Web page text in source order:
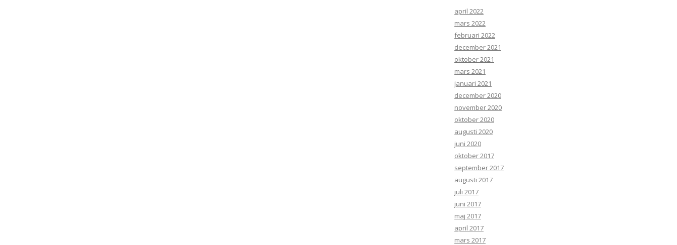
april 2022
mars 2022
februari 2022
december 2021
oktober 2021
mars 2021
januari 2021
december 2020
november 2020
oktober 2020
augusti 2020
juni 2020
oktober 2017
september 2017
augusti 2017
juli 2017
juni 2017
maj 2017
april 2017
mars 2017